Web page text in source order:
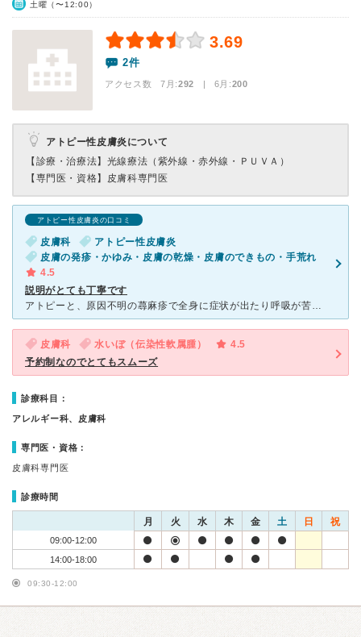
土曜（〜12:00）
3.69
2件
アクセス数 7月:292 | 6月:200
アトピー性皮膚炎について
【診療・治療法】 光線療法（紫外線・赤外線・ＰＵＶＡ）
【専門医・資格】 皮膚科専門医
アトピー性皮膚炎の口コミ
皮膚科
アトピー性皮膚炎
皮膚の発疹・かゆみ・皮膚の乾燥・皮膚のできもの・手荒れ
4.5
説明がとても丁寧です
アトピーと、原因不明の蕁麻疹で全身に症状が出たり呼吸が苦しくなる事が酷く本院から転院しました。 先生おふたりとも急かさずきちんとお話を聞いてくださり、症状が出る状況もこちらからも細かく説明できま
皮膚科 水いぼ（伝染性軟属腫）
4.5
予約制なのでとてもスムーズ
診療科目：
アレルギー科、皮膚科
専門医・資格：
皮膚科専門医
診療時間
月 火 水 木 金 土 日 祝
09:00-12:00
14:00-18:00
09:30-12:00